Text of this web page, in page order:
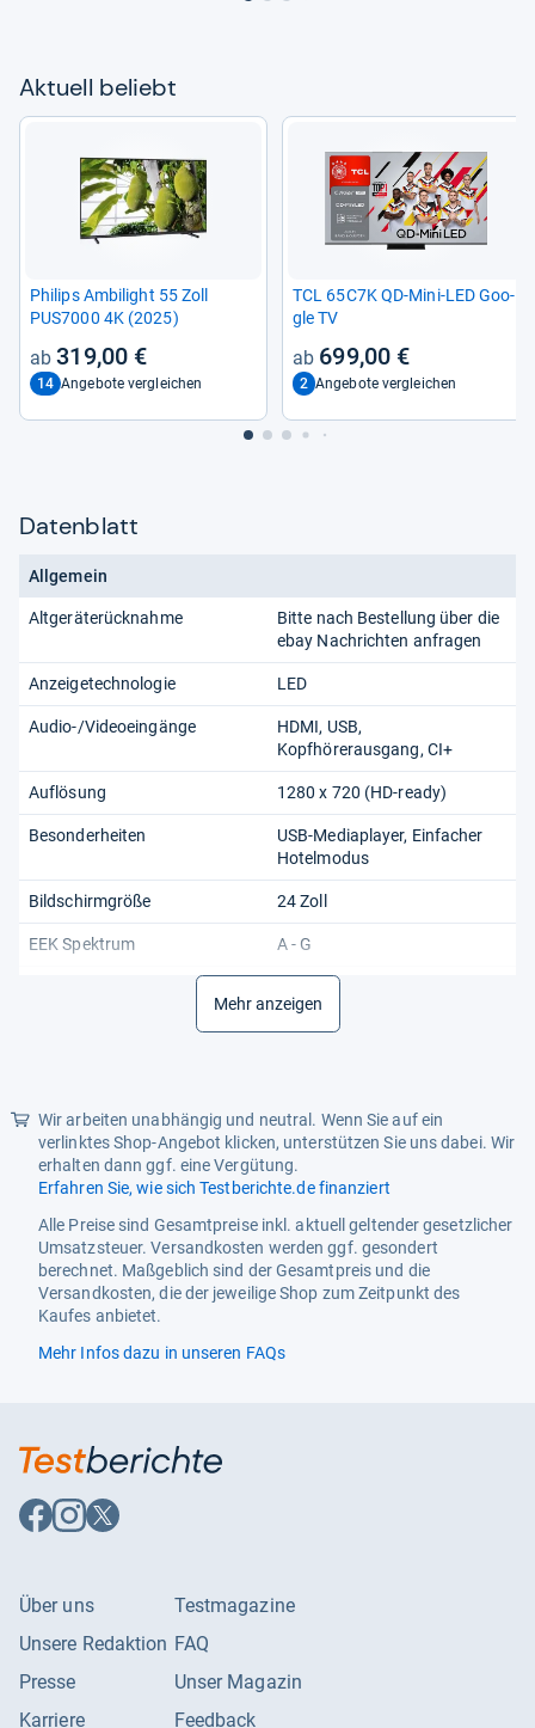
Aktu­ell beliebt
Phi­lips Ambi­light 55 Zoll
PUS7000 4K (2025)
319,00 €
14 Angebote vergleichen
TCL 65C7K QD-​Mini-​LED Goo­
gle TV
699,00 €
2 Angebote vergleichen
Datenblatt
Allgemein
Altgeräterücknahme
Bitte nach Bestellung über die
ebay Nachrichten anfragen
Anzeigetechnologie LED
Audio-/Videoeingänge
HDMI, USB,
Kopfhörerausgang, CI+
Auflösung 1280 x 720 (HD-ready)
Besonderheiten
USB-Mediaplayer, Einfacher
Hotelmodus
Bildschirmgröße 24 Zoll
EEK Spektrum A - G
Schwarz
Integrierter Digitalempfänger
DVB-C, DVB-T, Digitales
Satellitenfernsehen (DVB-S2),
Digitales Satellitenfernsehen
(DVB-S), DVB-T2
Maximale Auflösung 720p (HD)
Modell XH24O550M
Modifizierter Artikel
VESA M4 75 x 75
Mehr anzeigen
Wir arbeiten unabhängig und neutral. Wenn Sie auf ein
verlinktes Shop-Angebot klicken, unterstützen Sie uns dabei. Wir
erhalten dann ggf. eine Vergütung.
Erfahren Sie, wie sich Testberichte.de finanziert
Alle Preise sind Gesamtpreise inkl. aktuell geltender gesetzlicher
Umsatzsteuer. Versandkosten werden ggf. gesondert
berechnet. Maßgeblich sind der Gesamtpreis und die
Versandkosten, die der jeweilige Shop zum Zeitpunkt des
Kaufes anbietet.
Mehr Infos dazu in unseren FAQs
Auf
Facebook
Auf
Instagram
Auf
X
Über uns
Unsere Redaktion
Presse
Karriere
Testmagazine
FAQ
Unser Magazin
Feedback